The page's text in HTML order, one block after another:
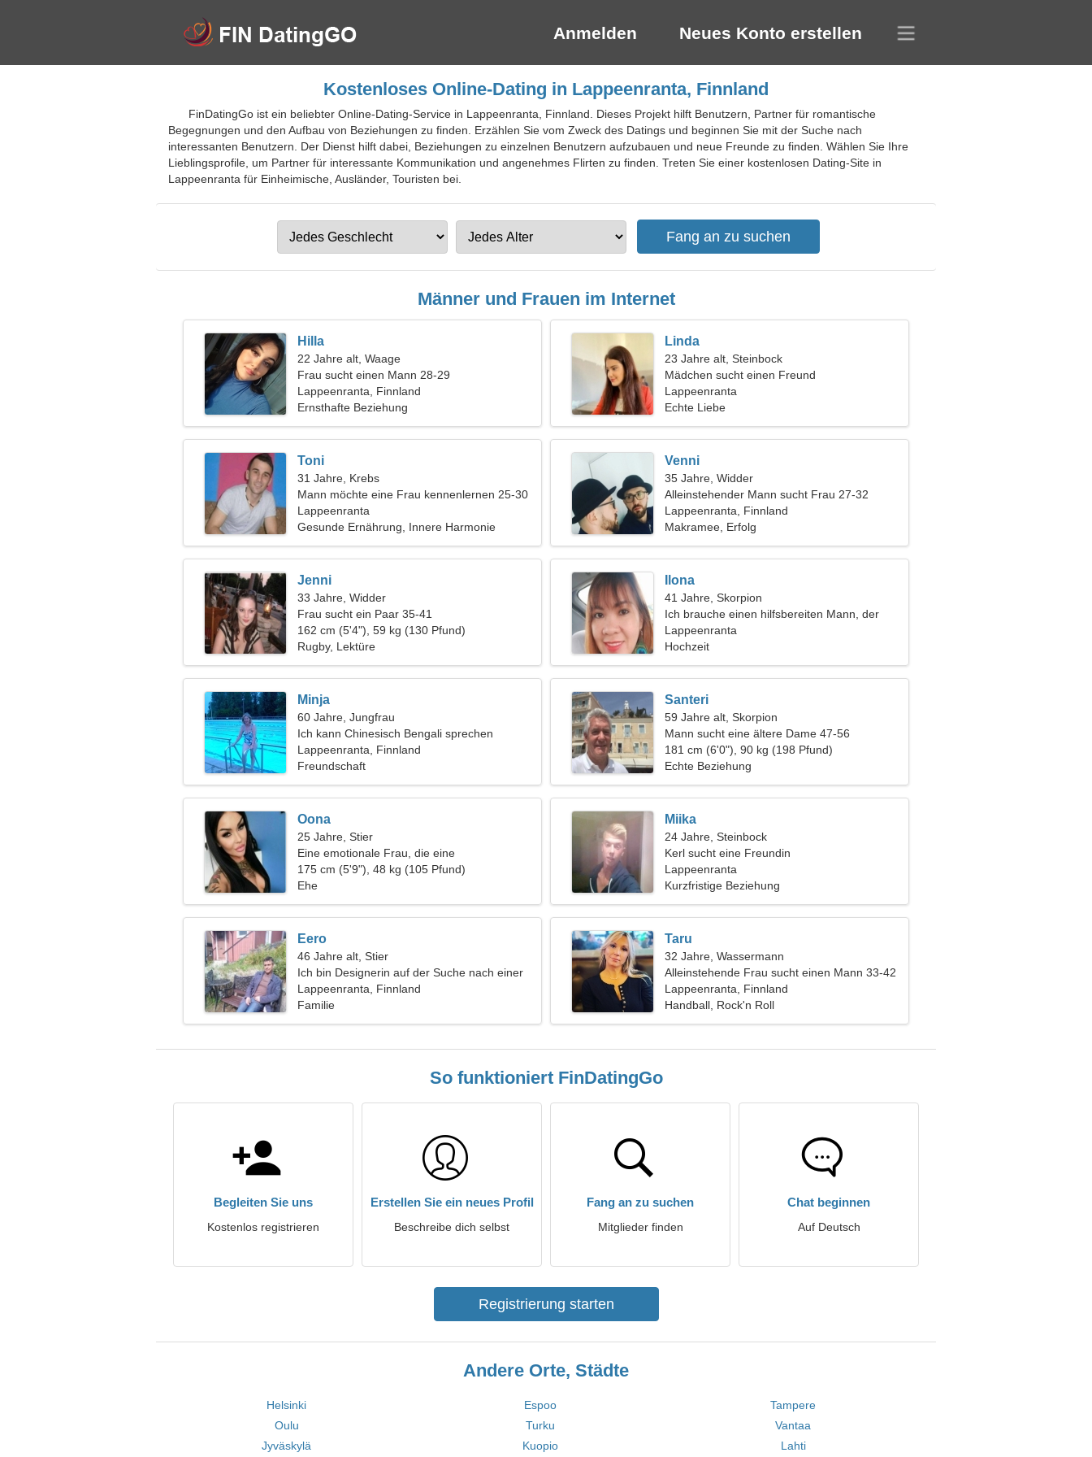
Anmelden Neues Konto erstellen
Kostenloses Online-Dating in Lappeenranta, Finnland
FinDatingGo ist ein beliebter Online-Dating-Service in Lappeenranta, Finnland. Dieses Projekt hilft Benutzern, Partner für romantische
Begegnungen und den Aufbau von Beziehungen zu finden. Erzählen Sie vom Zweck des Datings und beginnen Sie mit der Suche nach
interessanten Benutzern. Der Dienst hilft dabei, Beziehungen zu einzelnen Benutzern aufzubauen und neue Freunde zu finden. Wählen Sie Ihre
Lieblingsprofile, um Partner für interessante Kommunikation und angenehmes Flirten zu finden. Treten Sie einer kostenlosen Dating-Site in
Lappeenranta für Einheimische, Ausländer, Touristen bei.
Männer und Frauen im Internet
Hilla
22 Jahre alt, Waage
Frau sucht einen Mann 28-29
Lappeenranta, Finnland
Ernsthafte Beziehung
Linda
23 Jahre alt, Steinbock
Mädchen sucht einen Freund
Lappeenranta
Echte Liebe
Toni
31 Jahre, Krebs
Mann möchte eine Frau kennenlernen 25-30
Lappeenranta
Gesunde Ernährung, Innere Harmonie
Venni
35 Jahre, Widder
Alleinstehender Mann sucht Frau 27-32
Lappeenranta, Finnland
Makramee, Erfolg
Jenni
33 Jahre, Widder
Frau sucht ein Paar 35-41
162 cm (5'4"), 59 kg (130 Pfund)
Rugby, Lektüre
Ilona
41 Jahre, Skorpion
Ich brauche einen hilfsbereiten Mann, der
zusammen kocht
Lappeenranta
Hochzeit
Minja
60 Jahre, Jungfrau
Ich kann Chinesisch Bengali sprechen
Lappeenranta, Finnland
Freundschaft
Santeri
59 Jahre alt, Skorpion
Mann sucht eine ältere Dame 47-56
181 cm (6'0"), 90 kg (198 Pfund)
Echte Beziehung
Oona
25 Jahre, Stier
Eine emotionale Frau, die eine
leidenschaftliche Beziehung sucht
175 cm (5'9"), 48 kg (105 Pfund)
Ehe
Miika
24 Jahre, Steinbock
Kerl sucht eine Freundin
Lappeenranta
Kurzfristige Beziehung
Eero
46 Jahre alt, Stier
Ich bin Designerin auf der Suche nach einer
ungewöhnlichen Frau
Lappeenranta, Finnland
Familie
Taru
32 Jahre, Wassermann
Alleinstehende Frau sucht einen Mann 33-42
Lappeenranta, Finnland
Handball, Rock'n Roll
So funktioniert FinDatingGo
Begleiten Sie uns
Kostenlos registrieren
Erstellen Sie ein neues Profil
Beschreibe dich selbst
Fang an zu suchen
Mitglieder finden
Chat beginnen
Auf Deutsch
Registrierung starten
Andere Orte, Städte
Helsinki Espoo
Tampere
Oulu
Turku
Vantaa
Jyväskylä
Kuopio Lahti